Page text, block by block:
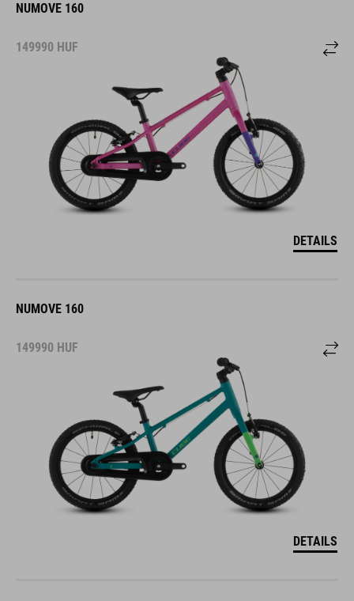
NUMOVE 160
149990 HUF
DETAILS
NUMOVE 160
149990 HUF
DETAILS